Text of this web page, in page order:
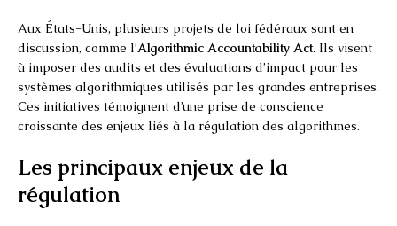
Aux États-Unis, plusieurs projets de loi fédéraux sont en
discussion, comme l’Algorithmic Accountability Act. Ils visent
à imposer des audits et des évaluations d’impact pour les
systèmes algorithmiques utilisés par les grandes entreprises.
Ces initiatives témoignent d’une prise de conscience
croissante des enjeux liés à la régulation des algorithmes.
Les principaux enjeux de la
régulation